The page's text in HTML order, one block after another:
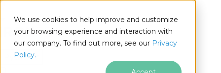
We use cookies to help improve and customize
your browsing experience and interaction with
our company. To find out more, see our Privacy
Policy.
Python